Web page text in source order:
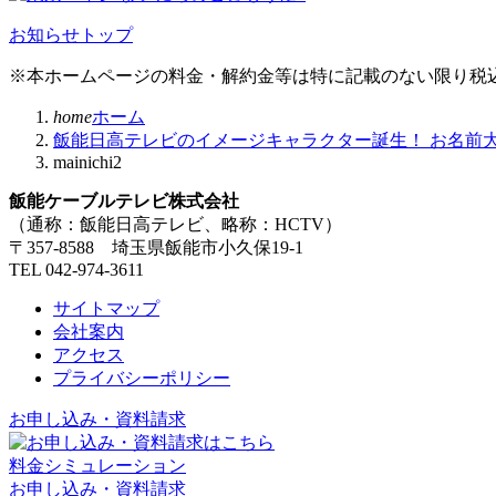
お知らせトップ
※本ホームページの料金・解約金等は特に記載のない限り税
homeホーム
飯能日高テレビのイメージキャラクター誕生！ お名前
mainichi2
飯能ケーブルテレビ株式会社
（通称：飯能日高テレビ、略称：HCTV）
〒357-8588 埼玉県飯能市小久保19-1
TEL 042-974-3611
サイトマップ
会社案内
アクセス
プライバシーポリシー
お申し込み・資料請求
料金シミュレーション
お申し込み・資料請求